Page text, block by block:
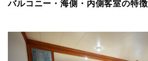
バルコニー・海側・内側客室の特徴